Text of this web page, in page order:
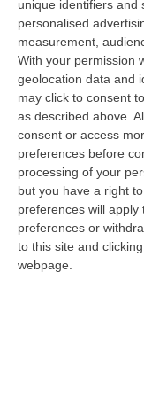
unique identifiers and
personalised
measurement,
With your permission
geolocation data and
may click to consent
as described above.
consent or access
preferences before
processing of your
but you have a right
preferences will apply
preferences or
to this site and
webpage.
Nuoto,
COSENZA
olimpica nei